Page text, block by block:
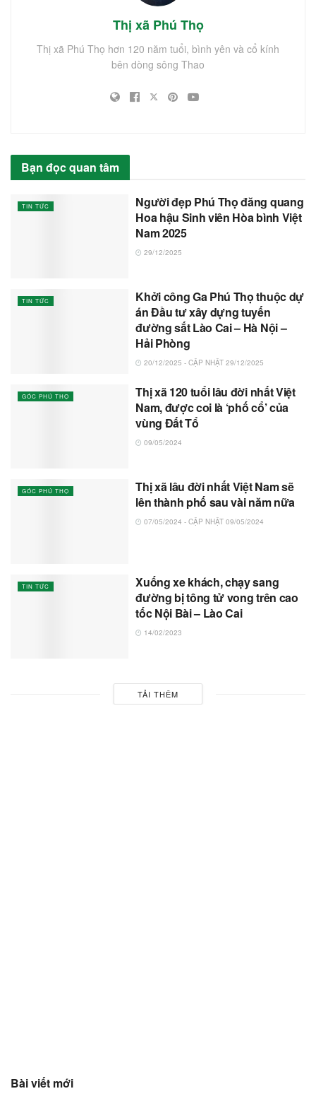
Thị xã Phú Thọ
Thị xã Phú Thọ hơn 120 năm tuổi, bình yên và cổ kính
bên dòng sông Thao
Bạn đọc quan tâm
TIN TỨC
Người đẹp Phú Thọ đăng quang
Hoa hậu Sinh viên Hòa bình Việt
Nam 2025
29/12/2025
TIN TỨC
Khởi công Ga Phú Thọ thuộc dự
án Đầu tư xây dựng tuyến
đường sắt Lào Cai – Hà Nội –
Hải Phòng
20/12/2025 - CẬP NHẬT 29/12/2025
GÓC PHÚ THỌ
Thị xã 120 tuổi lâu đời nhất Việt
Nam, được coi là ‘phố cổ’ của
vùng Đất Tổ
09/05/2024
GÓC PHÚ THỌ
Thị xã lâu đời nhất Việt Nam sẽ
lên thành phố sau vài năm nữa
07/05/2024 - CẬP NHẬT 09/05/2024
TIN TỨC
Xuống xe khách, chạy sang
đường bị tông tử vong trên cao
tốc Nội Bài – Lào Cai
14/02/2023
TẢI THÊM
Bài viết mới